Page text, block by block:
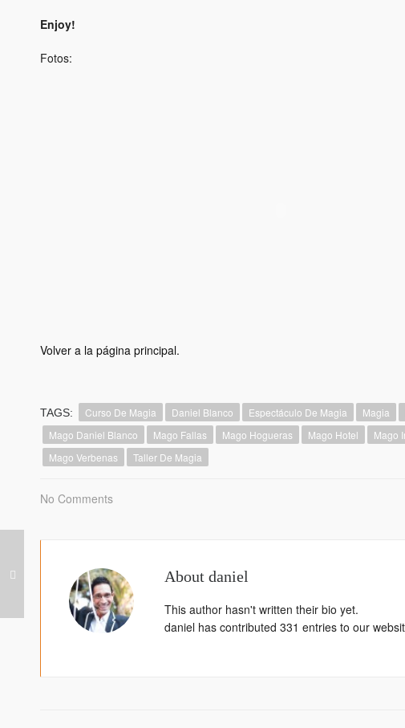
Enjoy!
Fotos:
Volver a la página principal.
TAGS: Curso De Magia Daniel Blanco Espectáculo De Magia Magia
Mago Daniel Blanco
Mago Fallas Mago Hogueras Mago Hotel Mago
Mago Verbenas
Taller De Magia
No Comments
About daniel
This author hasn't written their bio yet.
daniel has contributed 331 entries to our